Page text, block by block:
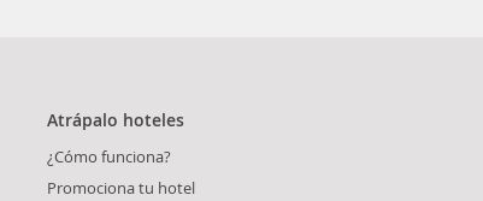
Atrápalo hoteles
¿Cómo funciona?
Promociona tu hotel